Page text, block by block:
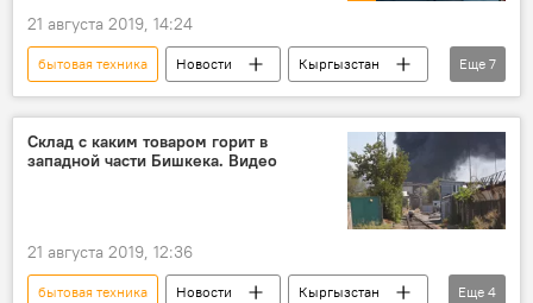
21 августа 2019, 14:24
бытовая техника Новости
Кыргызстан
Происшествия
видео
Мультимедиа
Крупный пожар на складе бытовой техники в Бишкеке
Еще 7
Склад с каким товаром горит в
западной части Бишкека. Видео
21 августа 2019, 12:36
бытовая техника Новости
Кыргызстан
Еще 4